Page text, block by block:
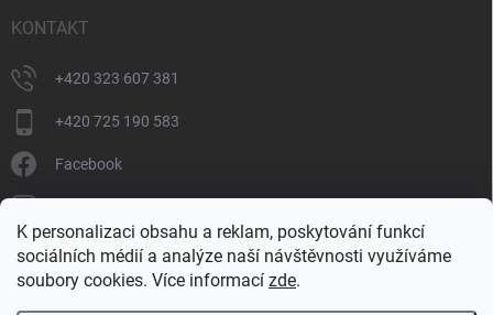
K personalizaci obsahu a reklam, poskytování funkcí
sociálních médií a analýze naší návštěvnosti využíváme
soubory cookies. Více informací zde.
KONTAKT
+420 323 607 381
+420 725 190 583
Facebook
+420 725 190 583